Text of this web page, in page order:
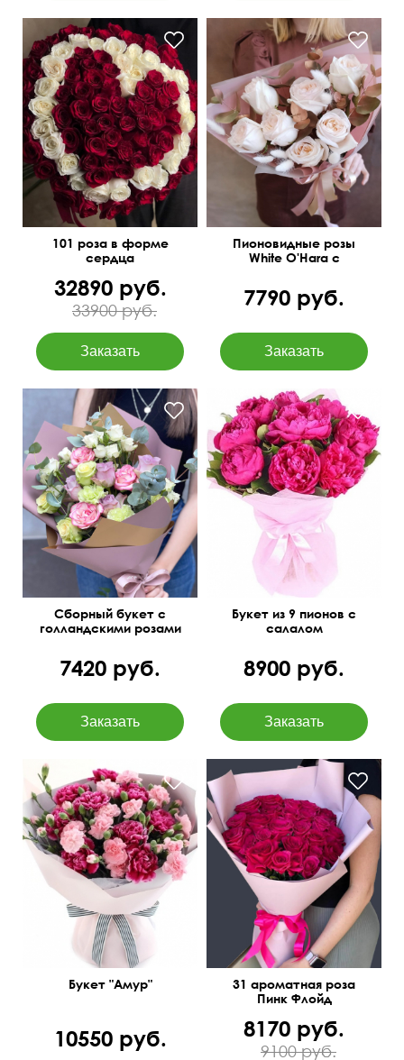
I love you
101 роза в форме
сердца
32890 руб.
33900 руб.
С позолоченным
эвкалиптом
Пионовидные розы
White O'Hara с
7790 руб.
Диантусы, декор, зелень
Сборный букет с
голландскими розами
7420 руб.
45 см 30 см
Букет из 9 пионов с
салалом
8900 руб.
50 см 45 см
Букет "Амур"
10550 руб.
55 см 40 см
31 ароматная роза
Пинк Флойд
8170 руб.
9100 руб.